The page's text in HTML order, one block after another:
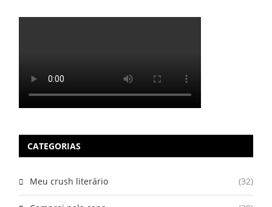
CATEGORIAS
Meu crush literário (32)